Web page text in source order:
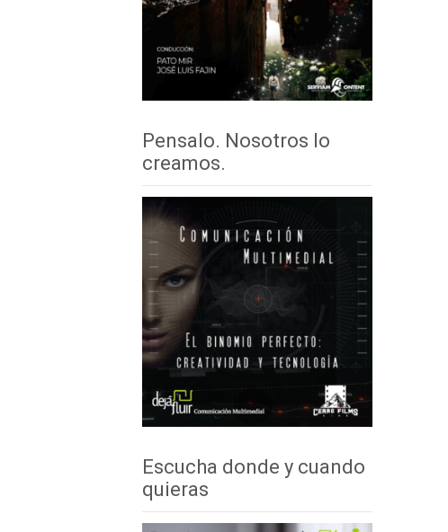
Pensalo. Nosotros lo
creamos.
Escucha donde y cuando
quieras